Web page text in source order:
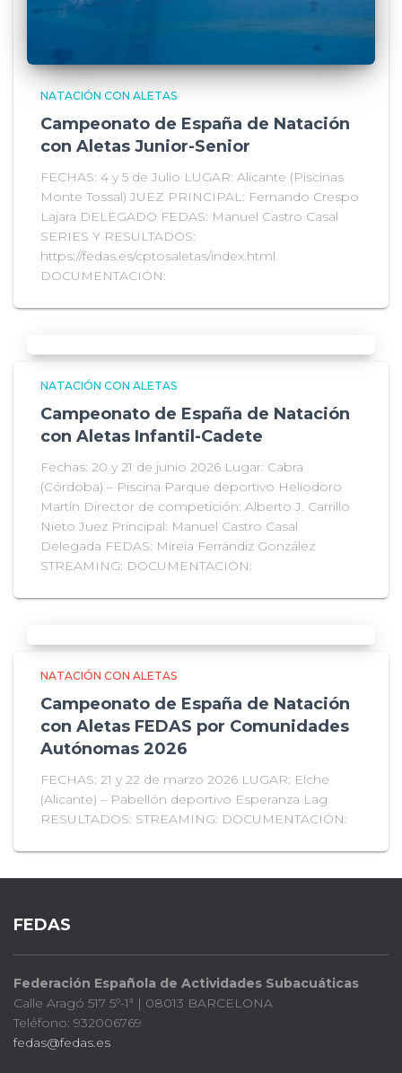
NATACIÓN CON ALETAS
Campeonato de España de Natación
con Aletas Junior-Senior
FECHAS: 4 y 5 de Julio LUGAR: Alicante (Piscinas
Monte Tossal) JUEZ PRINCIPAL: Fernando Crespo
Lajara DELEGADO FEDAS: Manuel Castro Casal
SERIES Y RESULTADOS:
https://fedas.es/cptosaletas/index.html
DOCUMENTACIÓN:
NATACIÓN CON ALETAS
Campeonato de España de Natación
con Aletas Infantil-Cadete
Fechas: 20 y 21 de junio 2026 Lugar: Cabra
(Córdoba) – Piscina Parque deportivo Heliodoro
Martín Director de competición: Alberto J. Carrillo
Nieto Juez Principal: Manuel Castro Casal
Delegada FEDAS: Mireia Ferrándiz González
STREAMING: DOCUMENTACIÓN:
NATACIÓN CON ALETAS
Campeonato de España de Natación
con Aletas FEDAS por Comunidades
Autónomas 2026
FECHAS: 21 y 22 de marzo 2026 LUGAR: Elche
(Alicante) – Pabellón deportivo Esperanza Lag
RESULTADOS: STREAMING: DOCUMENTACIÓN:
FEDAS
Federación Española de Actividades Subacuáticas
Calle Aragó 517 5º-1ª | 08013 BARCELONA
Teléfono: 932006769
fedas@fedas.es